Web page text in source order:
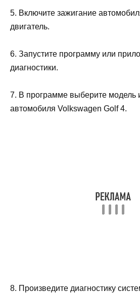
5. Включите зажигание
двигатель.
6. Запустите программу или
диагностики.
7. В программе выберите модель
автомобиля Volkswagen Golf 4.
8. Произведите диагностику